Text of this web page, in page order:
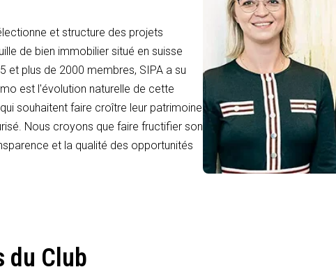
et structure des projets
de bien immobilier situé en suisse
et plus de 2000 membres, SIPA a su
est l'évolution naturelle de cette
souhaitent faire croître leur patrimoine
Nous croyons que faire fructifier son
et la qualité des opportunités
du Club